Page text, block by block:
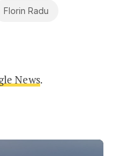
Florin Radu
News.